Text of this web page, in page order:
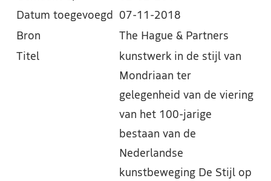
Datum toegevoegd
07-11-2018
Bron
The Hague & Partners
Titel
kunstwerk in de stijl van
Mondriaan ter
gelegenheid van de viering
van het 100-jarige
bestaan van de
Nederlandse
kunstbeweging De Stijl op